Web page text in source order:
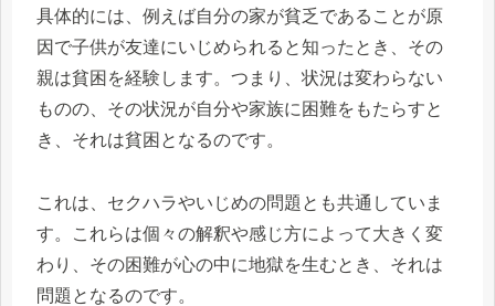
具体的には、例えば自分の家が貧乏であることが原
因で子供が友達にいじめられると知ったとき、その
親は貧困を経験します。つまり、状況は変わらない
ものの、その状況が自分や家族に困難をもたらすと
き、それは貧困となるのです。
これは、セクハラやいじめの問題とも共通していま
す。これらは個々の解釈や感じ方によって大きく変
わり、その困難が心の中に地獄を生むとき、それは
問題となるのです。